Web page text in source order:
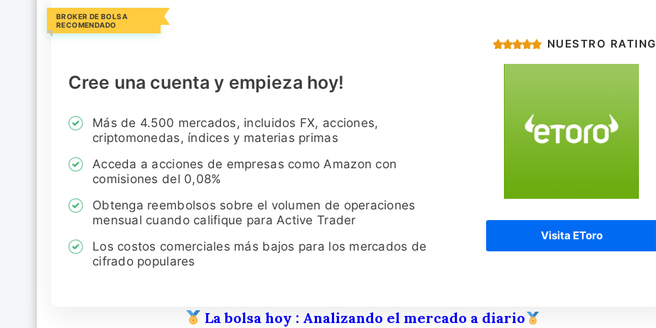
BROKER DE BOLSA
RECOMENDADO
Cree una cuenta y empieza hoy!
NUESTRO RATING
Más de 4.500 mercados, incluidos FX, acciones,
criptomonedas, índices y materias primas
Acceda a acciones de empresas como Amazon con
comisiones del 0,08%
Obtenga reembolsos sobre el volumen de operaciones
mensual cuando califique para Active Trader
Los costos comerciales más bajos para los mercados de
cifrado populares
Visita EToro
La bolsa hoy : Analizando el mercado a diario